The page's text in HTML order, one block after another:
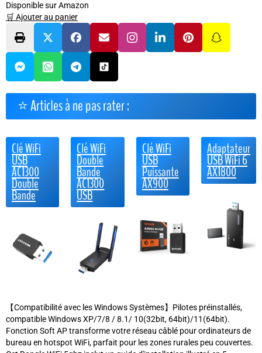
Disponible sur Amazon
🛒 Ajouter au panier
⭐ Articles à ne pas rater :
Clé WiFi
USB
AC1300
Double
Bande
Clé WiFi
Double
Bande
AC1300
USB
Clé WiFi
USB
Puissante
AX900
Adaptateur
USB WiFi 6
AX1800
【Compatibilité avec les Windows Systèmes】Pilotes préinstallés,
compatible Windows XP/7/8 / 8.1/ 10(32bit, 64bit)/11(64bit).
Fonction Soft AP transforme votre réseau câblé pour ordinateurs de
bureau en hotspot WiFi, parfait pour les zones rurales peu couvertes.